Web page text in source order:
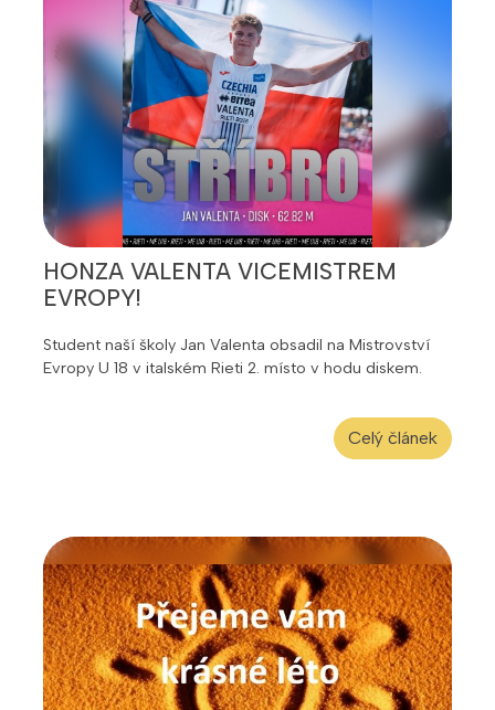
HONZA VALENTA VICEMISTREM
EVROPY!
Student naší školy Jan Valenta obsadil na Mistrovství
Evropy U 18 v italském Rieti 2. místo v hodu diskem.
Celý článek